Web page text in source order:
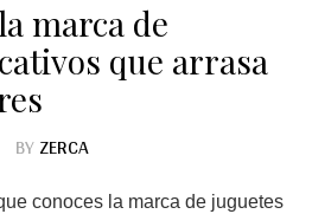
marca de
que arrasa
BYZERCA
conoces la marca de juguetes